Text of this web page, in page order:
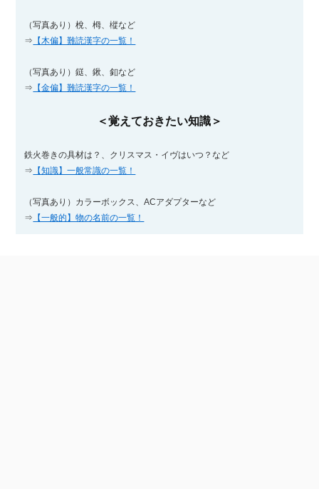
（写真あり）梲、栂、樅など
⇒
【木偏】難読漢字の一覧！
（写真あり）鎹、鍬、釦など
⇒
【金偏】難読漢字の一覧！
＜覚えておきたい知識＞
鉄火巻きの具材は？、クリスマス・イヴはいつ？など
⇒
【知識】一般常識の一覧！
（写真あり）カラーボックス、ACアダプターなど
⇒
【一般的】物の名前の一覧！